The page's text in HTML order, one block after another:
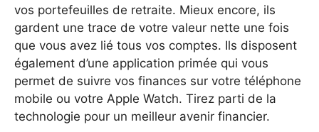
vos portefeuilles de retraite. Mieux encore, ils
gardent une trace de votre valeur nette une fois
que vous avez lié tous vos comptes. Ils disposent
également d’une application primée qui vous
permet de suivre vos finances sur votre téléphone
mobile ou votre Apple Watch. Tirez parti de la
technologie pour un meilleur avenir financier.